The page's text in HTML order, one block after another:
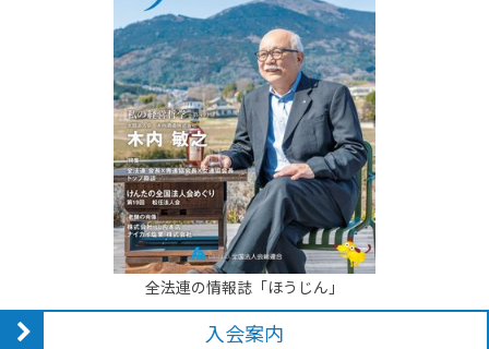
全法連の情報誌「ほうじん」
入会案内